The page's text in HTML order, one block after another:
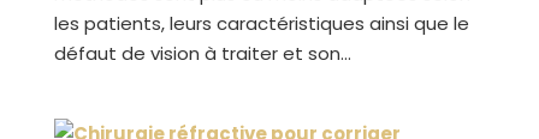
les patients, leurs caractéristiques ainsi que le
défaut de vision à traiter et son...